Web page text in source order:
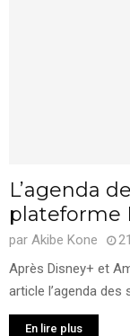
L’agenda
plateforme
par Akibe Kone
Après Disney+ et
article l’agenda
En lire plus